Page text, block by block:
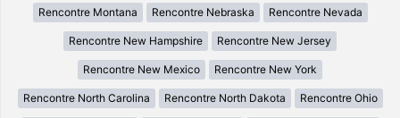
Rencontre Montana Rencontre Nebraska Rencontre Nevada
Rencontre New Hampshire Rencontre New Jersey
Rencontre New Mexico Rencontre New York
Rencontre North Carolina Rencontre North Dakota Rencontre Ohio